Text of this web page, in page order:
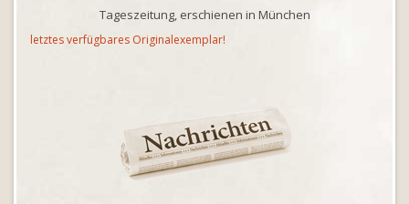
Tageszeitung, erschienen in München
letztes verfügbares Originalexemplar!